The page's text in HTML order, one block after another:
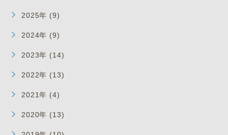
2025年 (9)
2024年 (9)
2023年 (14)
2022年 (13)
2021年 (4)
2020年 (13)